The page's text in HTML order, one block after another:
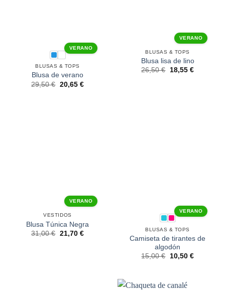
VERANO
BLUSAS & TOPS
Blusa de verano
29,50€ 20,65 €
VERANO
BLUSAS & TOPS
Blusa lisa de lino
26,50€ 18,55 €
VERANO
VESTIDOS
Blusa Túnica Negra
31,00€ 21,70 €
VERANO
BLUSAS & TOPS
Camiseta de tirantes de
algodón
15,00€ 10,50 €